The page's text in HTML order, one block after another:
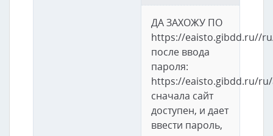
ДА ЗАХОЖУ ПО
https://eaisto.gibdd.ru//
после ввода
пароля:
https://eaisto.gibdd.ru/
сначала сайт
доступен, и дает
ввести пароль,